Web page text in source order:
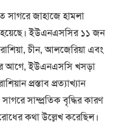
সাগরে জাহাজে হামলা
হয়েছে। ইউএনএসসির ১১ জন
চীন, আলজেরিয়া এবং
আগে, ইউএনএসসি খসড়া
প্রস্তাব প্রত্যাখ্যান
সাম্প্রতিক বৃদ্ধির কারণ
কথা উল্লেখ করেছিল।